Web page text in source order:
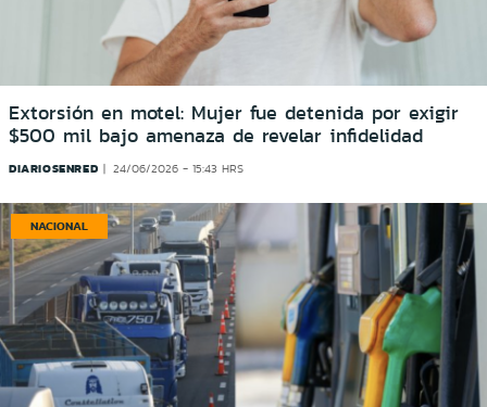
Extorsión en motel: Mujer fue detenida por exigir
$500 mil bajo amenaza de revelar infidelidad
DIARIOSENRED 24/06/2026 - 15:43 HRS
NACIONAL